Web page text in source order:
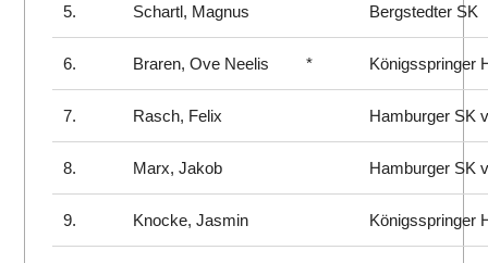
5. Schartl, Magnus Bergstedter SK
6. Braren, Ove Neelis * Königsspringer
7. Rasch, Felix Hamburger SK
8. Marx, Jakob Hamburger SK
9. Knocke, Jasmin Königsspringer